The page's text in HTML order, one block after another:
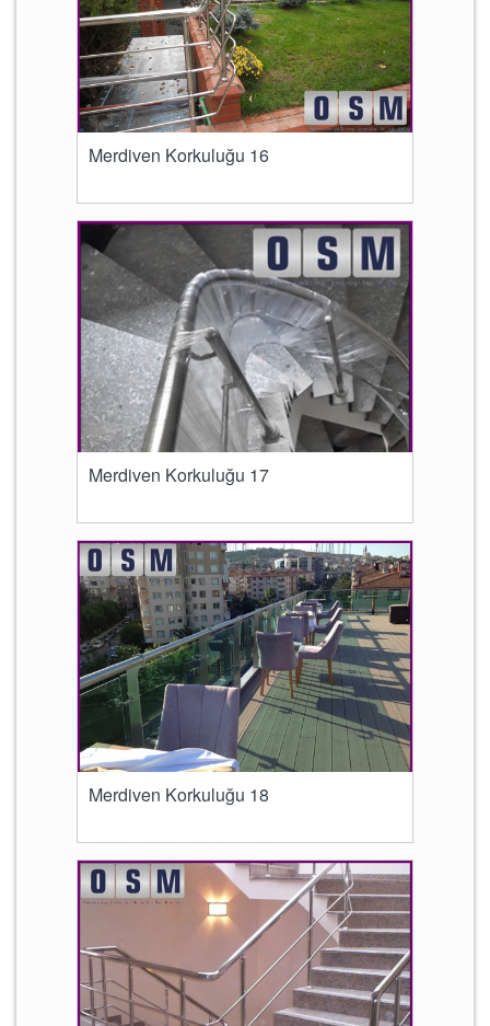
Merdiven Korkuluğu 16
Merdiven Korkuluğu 17
Merdiven Korkuluğu 18